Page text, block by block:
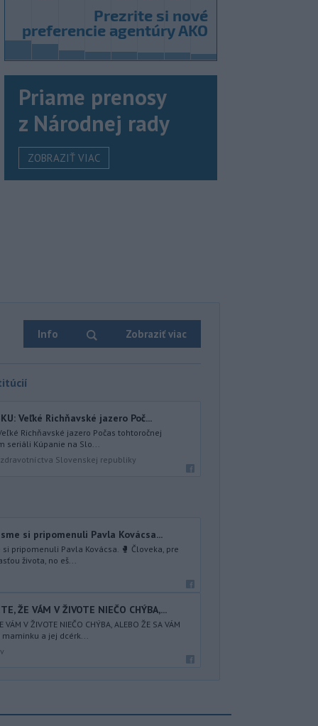
Priame prenosy
z Národnej rady
ZOBRAZIŤ VIAC
Info Zobraziť viac
Veľké Richňavské jazero Poč...
Veľké Richňavské jazero Počas tohtoročnej
seriáli Kúpanie na Slo...
Slovenskej republiky
si pripomenuli Pavla Kovácsa...
pripomenuli Pavla Kovácsa. 🥊 Človeka, pre
života, no eš...
ŽE VÁM V ŽIVOTE NIEČO CHÝBA,...
V ŽIVOTE NIEČO CHÝBA, ALEBO ŽE SA VÁM
a jej dcérk...